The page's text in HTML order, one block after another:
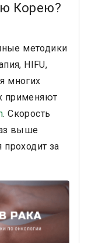
Корею?
методики
HIFU,
многих
применяют
. Скорость
выше
проходит за